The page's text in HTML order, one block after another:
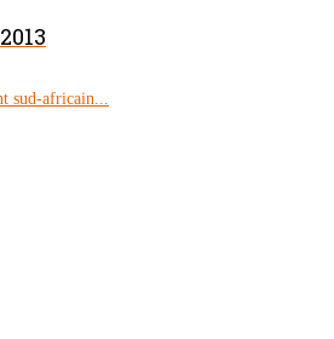
sud-africain...